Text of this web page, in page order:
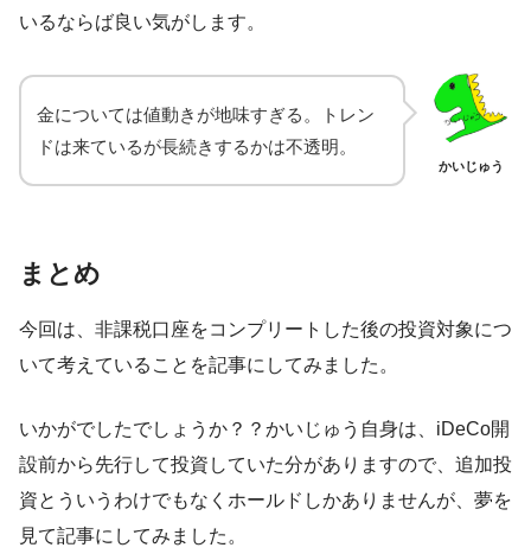
いるならば良い気がします。
かいじゅう
金については値動きが地味すぎる。トレン
ドは来ているが長続きするかは不透明。
まとめ
今回は、非課税口座をコンプリートした後の投資対象につ
いて考えていることを記事にしてみました。
いかがでしたでしょうか？？かいじゅう自身は、iDeCo開
設前から先行して投資していた分がありますので、追加投
資とういうわけでもなくホールドしかありませんが、夢を
見て記事にしてみました。